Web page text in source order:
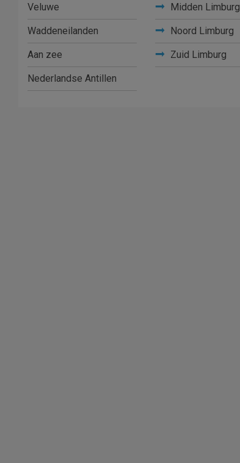
Veluwe
Waddeneilanden
Aan zee
Nederlandse Antillen
Midden Limburg
Noord Limburg
Zuid Limburg